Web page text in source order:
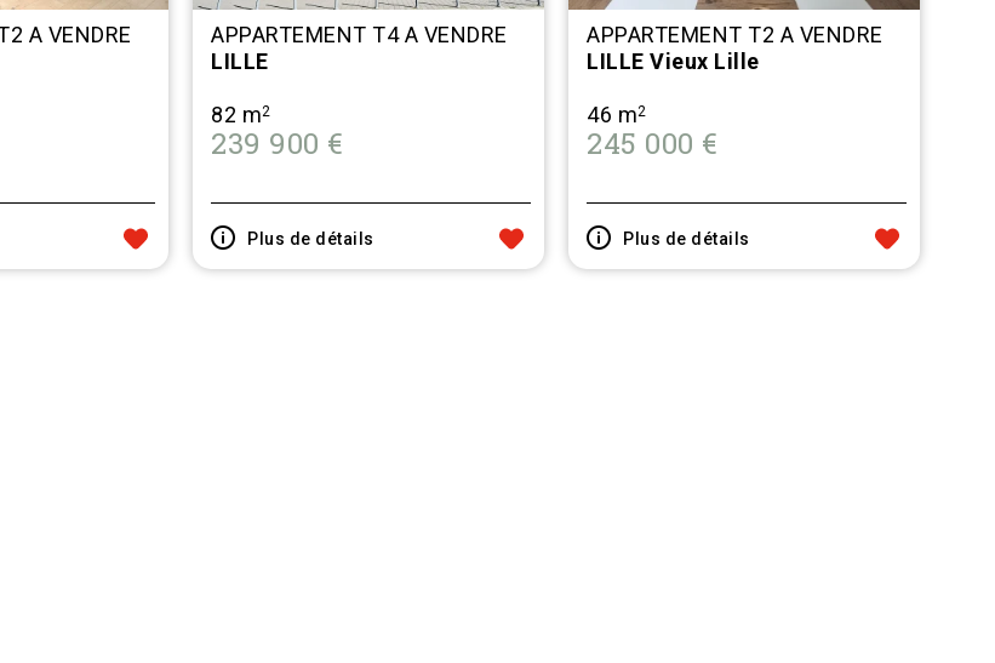
A VENDRE
APPARTEMENT T4 A VENDRE
LILLE
82 m2
239 900 €
Plus de détails
APPARTEMENT T2 A VENDRE
LILLE Vieux Lille
46 m2
245 000 €
Plus de détails